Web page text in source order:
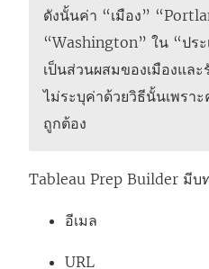
ดังนั้นค่า “เมือง”
“Washington” ใน “ประ
เป็นส่วนผสมของเมืองแล
ไม่ระบุค่าด้วยวิธีนั้นเพรา
ถูกต้อง
Tableau Prep Builder มีบ
อีเมล
URL